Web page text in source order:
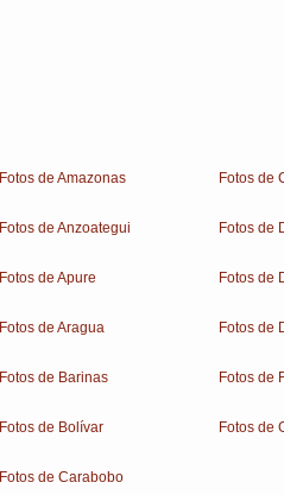
Fotos de Amazonas
Fotos de Anzoategui
Fotos de Apure
Fotos de Aragua
Fotos de Barinas
Fotos de Bolívar
Fotos de Carabobo
Fotos de
Fotos de
Fotos de
Fotos de
Fotos de
Fotos de